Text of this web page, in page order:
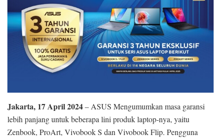
Jakarta, 17 April 2024– ASUS Mengumumkan masa garansi
lebih panjang untuk beberapa lini produk laptop-nya, yaitu
Zenbook, ProArt, Vivobook S dan Vivobook Flip. Pengguna